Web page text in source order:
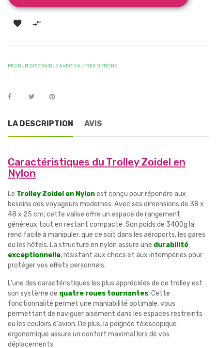
 
PRODUIT DISPONIBLE AVEC D'AUTRES OPTIONS
LA DESCRIPTION AVIS
Caractéristiques du Trolley Zoidel en
Nylon
Le Trolley Zoidel en Nylonest conçu pour répondre aux
besoins des voyageurs modernes. Avec ses dimensions de 38 x
48 x 25 cm, cette valise offre un espace de rangement
généreux tout en restant compacte. Son poids de 3400g la
rend facile à manipuler, que ce soit dans les aéroports, les gares
ou les hôtels. La structure en nylon assure une durabilité
exceptionnelle, résistant aux chocs et aux intempéries pour
protéger vos effets personnels.
L'une des caractéristiques les plus appréciées de ce trolley est
son système de quatre roues tournantes. Cette
fonctionnalité permet une maniabilité optimale, vous
permettant de naviguer aisément dans les espaces restreints
ou les couloirs d'avion. De plus, la poignée télescopique
ergonomique assure un confort maximal lors de vos
déplacements.